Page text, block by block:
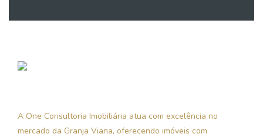
A One Consultoria Imobiliária atua com excelência no
mercado da Granja Viana, oferecendo imóveis com